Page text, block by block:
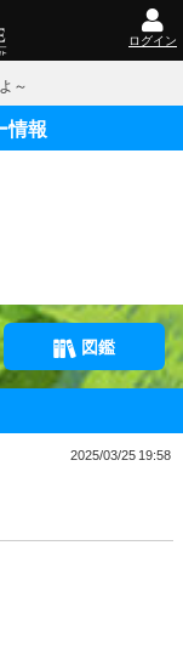
ログイン
～
情報
図鑑
2025/03/25 19:58